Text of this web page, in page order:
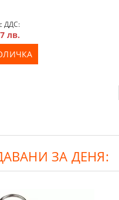
ДДС:
лв.
ЗА ДЕНЯ: